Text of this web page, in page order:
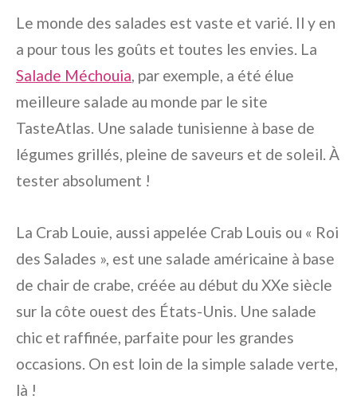
Le monde des salades est vaste et varié. Il y en
a pour tous les goûts et toutes les envies. La
Salade Méchouia , par exemple, a été élue
meilleure salade au monde par le site
TasteAtlas. Une salade tunisienne à base de
légumes grillés, pleine de saveurs et de soleil. À
tester absolument !
La Crab Louie, aussi appelée Crab Louis ou « Roi
des Salades », est une salade américaine à base
de chair de crabe, créée au début du XXe siècle
sur la côte ouest des États-Unis. Une salade
chic et raffinée, parfaite pour les grandes
occasions. On est loin de la simple salade verte,
là !